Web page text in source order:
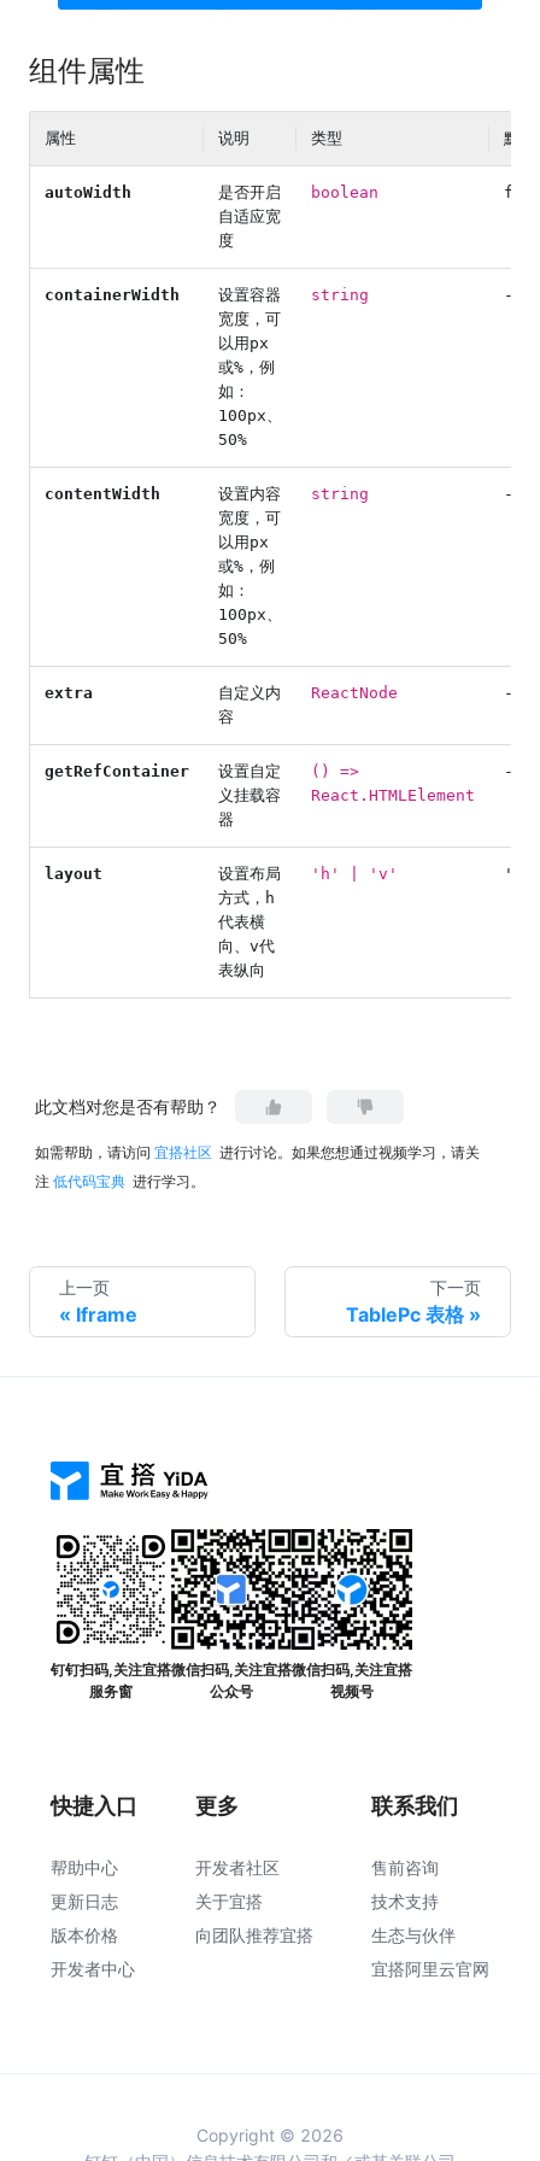
组件属性
属性 说明 类型 默认
autoWidth
是否开启
自适应宽
度
boolean
containerWidth
设置容器
宽度，可
以用px
或%，例
如：
100px、
50%
string -
contentWidth
设置内容
宽度，可
以用px
或%，例
如：
100px、
50%
string -
extra
自定义内
容
ReactNode -
getRefContainer
设置自定
义挂载容
器
() =>
React.HTMLElement
-
layout
设置布局
方式，h
代表横
向、v代
表纵向
'h' | 'v' 'h'
此文档对您是否有帮助？
如需帮助，请访问 宜搭社区 进行讨论。如果您想通过视频学习，请关
注 低代码宝典 进行学习。
上一页
Iframe
下一页
TablePc 表格
钉钉扫码,关注宜搭
服务窗
微信扫码,关注宜搭
公众号
微信扫码,关注宜搭
视频号
快捷入口
帮助中心
更新日志
版本价格
开发者中心
更多
开发者社区
关于宜搭
向团队推荐宜搭
联系我们
售前咨询
技术支持
生态与伙伴
宜搭阿里云官网
Copyright © 2026